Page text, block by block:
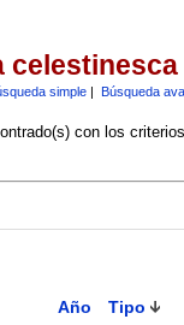
celestinesca
simple| Búsqueda
con los
Año Tipo